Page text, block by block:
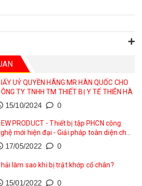
UỶ QUYỀN HÃNG MR HÀN QUỐC CHO
TY TNHH TM THIẾT BỊ Y TẾ THIÊN HÀ
15/10/2024 0
PRODUCT - Thiết bị tập PHCN công
mới hiện đại - Giải pháp toàn diện cho
hồi vận động
17/05/2022 0
làm sao khi bị trật khớp cổ chân?
15/01/2022 0